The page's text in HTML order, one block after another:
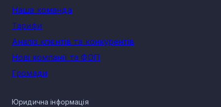
Наша команда
Тарифи
Аналіз клієнтів та конкурентів
Нові компанії та ФОП
Громади
Юридична інформація